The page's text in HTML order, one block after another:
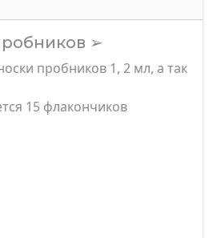
➢
пробников 1, 2 мл, а так
15 флакончиков